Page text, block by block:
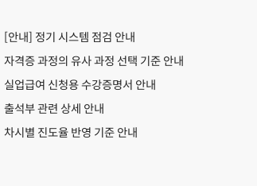
[안내] 정기 시스템 점검 안내
자격증 과정의 유사 과정 선택 기준 안내
실업급여 신청용 수강증명서 안내
출석부 관련 상세 안내
차시별 진도율 반영 기준 안내